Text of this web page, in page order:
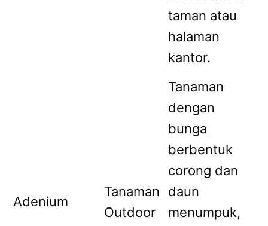
taman atau
halaman
kantor.
Adenium
Tanaman
Outdoor
Tanaman
dengan
bunga
berbentuk
corong dan
daun
menumpuk,